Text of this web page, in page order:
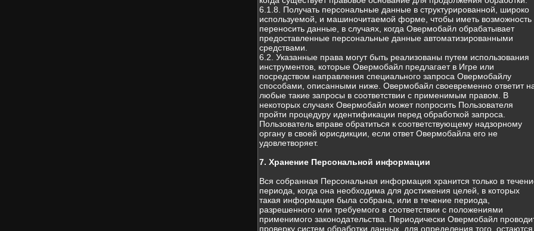
6.1.8. Получать персональные данные в структурированной, широко
используемой, и машиночитаемой форме, чтобы иметь возможность
переносить данные, в случаях, когда Овермобайл обрабатывает
предоставленные персональные данные автоматизированными
средствами.
6.2. Указанные права могут быть реализованы путем использования
инструментов, которые Овермобайл предлагает в Игре или
посредством направления специального запроса Овермобайлу
способами, описанными ниже. Овермобайл своевременно ответит
любые такие запросы в соответствии с применимым правом. В
некоторых случаях Овермобайл может попросить Пользователя
пройти процедуру идентификации перед обработкой запроса.
Пользователь вправе обратиться к соответствующему надзорному
органу в своей юрисдикции, если ответ Овермобайла его не
удовлетворяет.
7. Хранение Персональной информации
Вся собранная Персональная информация хранится только в
периода, когда она необходима для достижения целей, в которых
такая информация была собрана, или в течение периода,
разрешенного или требуемого в соответствии с положениями
применимого законодательства. Периодически Овермобайл
проверку систем обработки данных, для определения того, остаются